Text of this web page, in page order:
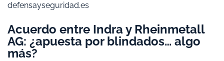
defensayseguridad.es
Acuerdo entre Indra y Rheinmetall
AG: ¿apuesta por blindados… algo
más?